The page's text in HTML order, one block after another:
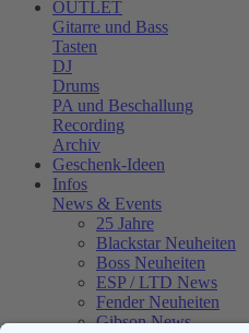
OUTLET
Gitarre und Bass
Tasten
DJ
Drums
PA und Beschallung
Recording
Archiv
Geschenk-Ideen
Infos
News & Events
25 Jahre
Blackstar Neuheiten
Boss Neuheiten
ESP / LTD News
Fender Neuheiten
Gibson News